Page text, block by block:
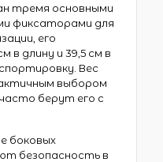
тремя основными
фиксаторами для
его
в длину и 39,5 см в
Вес
выбором
берут его с
боковых
безопасность в